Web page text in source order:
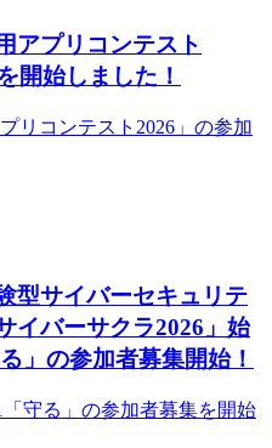
アプリコンテスト
開始しました！
リコンテスト2026」の参加
型サイバーセキュリテ
イバーサクラ2026」始
」の参加者募集開始！
守る」の参加者募集を開始